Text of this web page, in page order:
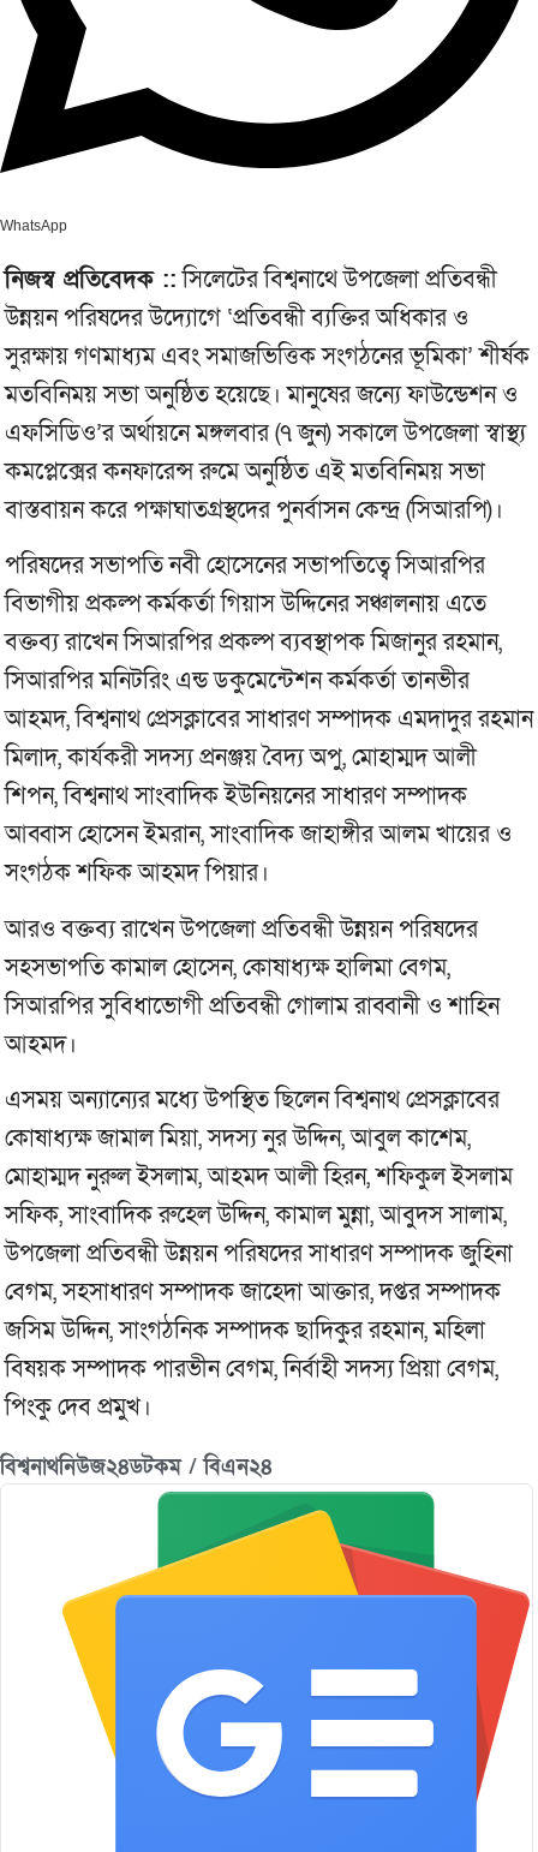
WhatsApp
নিজস্ব প্রতিবেদক ::সিলেটের বিশ্বনাথে উপজেলা প্রতিবন্ধী
উন্নয়ন পরিষদের উদ্যোগে ‘প্রতিবন্ধী ব্যক্তির অধিকার ও
সুরক্ষায় গণমাধ্যম এবং সমাজভিত্তিক সংগঠনের ভূমিকা’ শীর্ষক
মতবিনিময় সভা অনুষ্ঠিত হয়েছে। মানুষের জন্যে ফাউন্ডেশন ও
এফসিডিও’র অর্থায়নে মঙ্গলবার (৭ জুন) সকালে উপজেলা স্বাস্থ্য
কমপ্লেক্সের কনফারেন্স রুমে অনুষ্ঠিত এই মতবিনিময় সভা
বাস্তবায়ন করে পক্ষাঘাতগ্রস্থদের পুনর্বাসন কেন্দ্র (সিআরপি)।
পরিষদের সভাপতি নবী হোসেনের সভাপতিত্বে সিআরপির
বিভাগীয় প্রকল্প কর্মকর্তা গিয়াস উদ্দিনের সঞ্চালনায় এতে
বক্তব্য রাখেন সিআরপির প্রকল্প ব্যবস্থাপক মিজানুর রহমান,
সিআরপির মনিটরিং এন্ড ডকুমেন্টেশন কর্মকর্তা তানভীর
আহমদ, বিশ্বনাথ প্রেসক্লাবের সাধারণ সম্পাদক এমদাদুর রহমান
মিলাদ, কার্যকরী সদস্য প্রনঞ্জয় বৈদ্য অপু, মোহাম্মদ আলী
শিপন, বিশ্বনাথ সাংবাদিক ইউনিয়নের সাধারণ সম্পাদক
আব্বাস হোসেন ইমরান, সাংবাদিক জাহাঙ্গীর আলম খায়ের ও
সংগঠক শফিক আহমদ পিয়ার।
আরও বক্তব্য রাখেন উপজেলা প্রতিবন্ধী উন্নয়ন পরিষদের
সহসভাপতি কামাল হোসেন, কোষাধ্যক্ষ হালিমা বেগম,
সিআরপির সুবিধাভোগী প্রতিবন্ধী গোলাম রাব্বানী ও শাহিন
আহমদ।
এসময় অন্যান্যের মধ্যে উপস্থিত ছিলেন বিশ্বনাথ প্রেসক্লাবের
কোষাধ্যক্ষ জামাল মিয়া, সদস্য নুর উদ্দিন, আবুল কাশেম,
মোহাম্মদ নুরুল ইসলাম, আহমদ আলী হিরন, শফিকুল ইসলাম
সফিক, সাংবাদিক রুহেল উদ্দিন, কামাল মুন্না, আবুদস সালাম,
উপজেলা প্রতিবন্ধী উন্নয়ন পরিষদের সাধারণ সম্পাদক জুহিনা
বেগম, সহসাধারণ সম্পাদক জাহেদা আক্তার, দপ্তর সম্পাদক
জসিম উদ্দিন, সাংগঠনিক সম্পাদক ছাদিকুর রহমান, মহিলা
বিষয়ক সম্পাদক পারভীন বেগম, নির্বাহী সদস্য প্রিয়া বেগম,
পিংকু দেব প্রমুখ।
বিশ্বনাথনিউজ২৪ডটকম / বিএন২৪